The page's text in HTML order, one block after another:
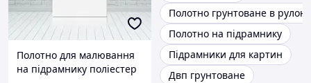
Полотно для малювання
на підрамнику поліестер
Полотно грунтоване в рулоні
Полотно на підрамнику
Підрамники для картин
Двп грунтоване